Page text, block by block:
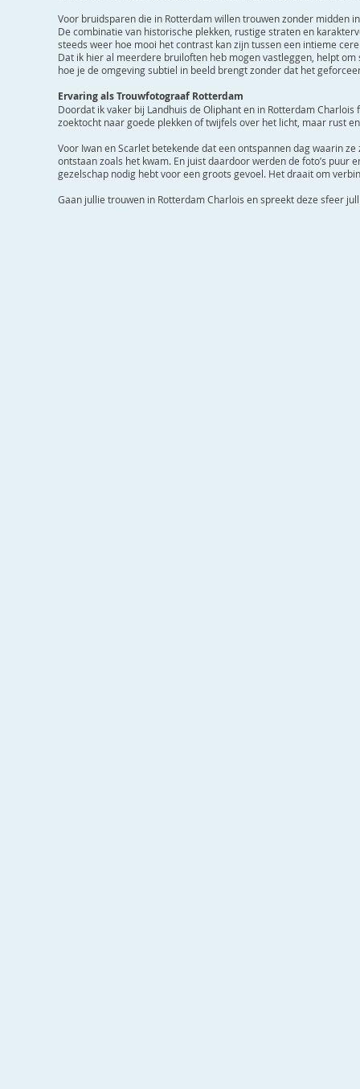
Voor bruidsparen die in Rotterdam willen trouwen zonder midden
De combinatie van historische plekken, rustige straten en
steeds weer hoe mooi het contrast kan zijn tussen een intieme
Dat ik hier al meerdere bruiloften heb mogen vastleggen, helpt
hoe je de omgeving subtiel in beeld brengt zonder dat het
Ervaring als Trouwfotograaf Rotterdam
Doordat ik vaker bij Landhuis de Oliphant en in Rotterdam
zoektocht naar goede plekken of twijfels over het licht, maar rust
Voor Iwan en Scarlet betekende dat een ontspannen dag waarin
ontstaan zoals het kwam. En juist daardoor werden de foto’s
gezelschap nodig hebt voor een groots gevoel. Het draait om
Gaan jullie trouwen in Rotterdam Charlois en spreekt deze sfeer